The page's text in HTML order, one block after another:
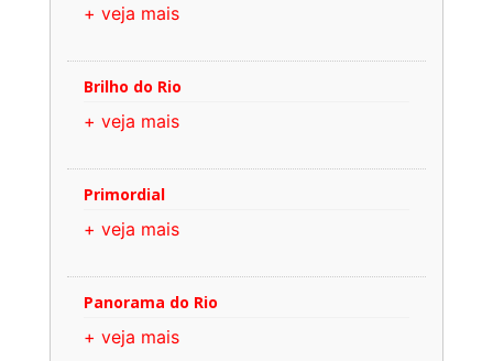
+ veja mais
Brilho do Rio
+ veja mais
Primordial
+ veja mais
Panorama do Rio
+ veja mais